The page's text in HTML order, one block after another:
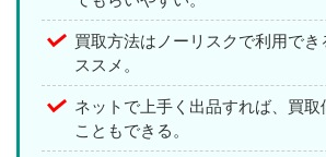
買取方法はノーリスクで利用で
ススメ。
ネットで上手く出品すれば、買取
こともできる。